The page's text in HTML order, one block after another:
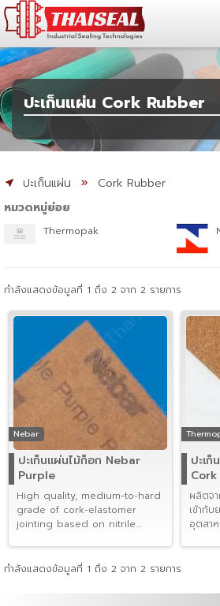
ปะเก็นแผ่น Cork Rubber
ปะเก็นแผ่น
Cork Rubber
หมวดหมู่ย่อย
Thermopak
กำลังแสดงข้อมูลที่ 1 ถึง 2 จาก 2 รายการ
Nebar
ปะเก็นแผ่นไม้ก็อก Nebar
Purple
High quality, medium-to-hard
grade of cork-elastomer
jointing based on nitrile
ปะเ
ผลิตจ
เข้ากับ
อุตสา
กำลังแสดงข้อมูลที่ 1 ถึง 2 จาก 2 รายการ